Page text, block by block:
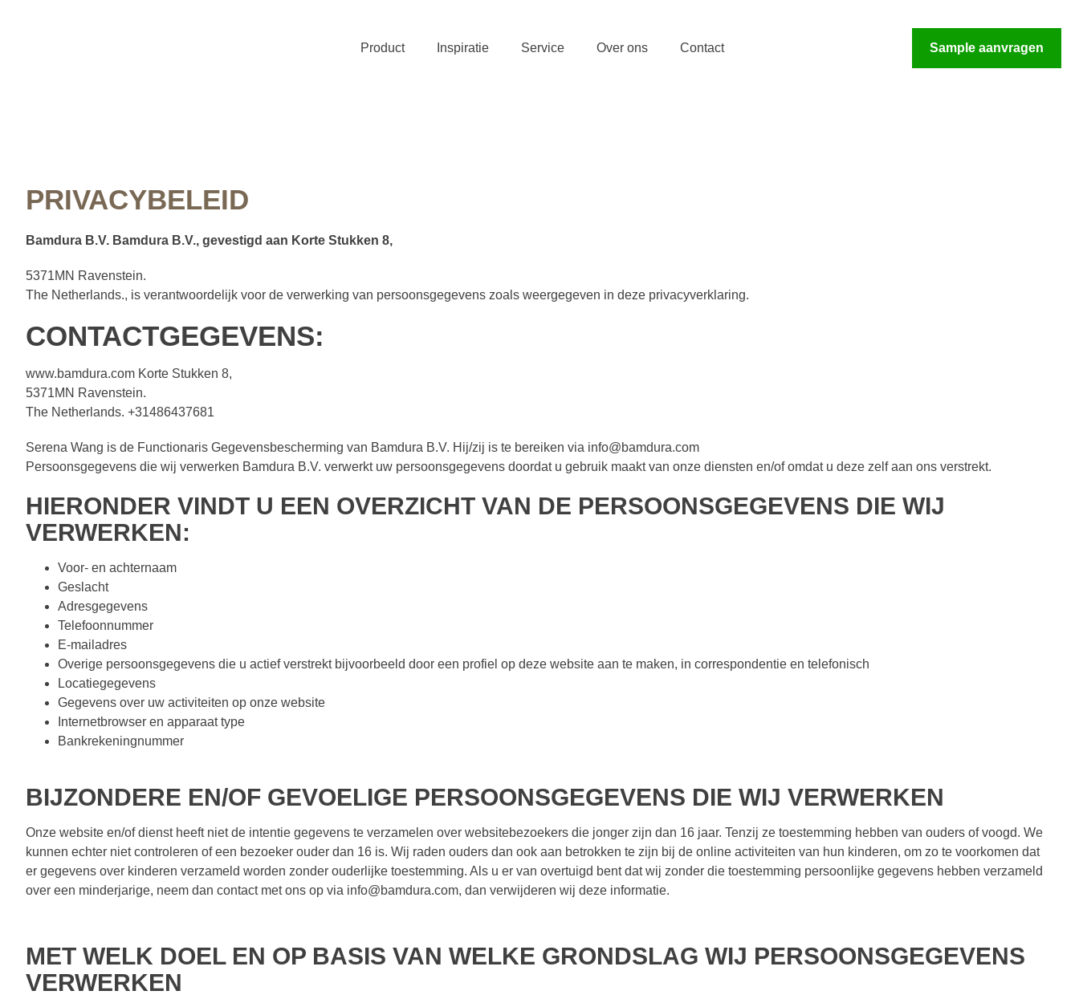
Product Inspiratie Service Over ons Contact Sample aanvragen
PRIVACYBELEID
Bamdura B.V. Bamdura B.V., gevestigd aan Korte Stukken 8,
5371MN Ravenstein.
The Netherlands., is verantwoordelijk voor de verwerking van persoonsgegevens zoals weergegeven in deze privacyverklaring.
CONTACTGEGEVENS:
www.bamdura.com Korte Stukken 8,
5371MN Ravenstein.
The Netherlands. +31486437681
Serena Wang is de Functionaris Gegevensbescherming van Bamdura B.V. Hij/zij is te bereiken via info@bamdura.com
Persoonsgegevens die wij verwerken Bamdura B.V. verwerkt uw persoonsgegevens doordat u gebruik maakt van onze diensten en/of omdat u deze zelf aan ons verstrekt.
HIERONDER VINDT U EEN OVERZICHT VAN DE PERSOONSGEGEVENS DIE WIJ
VERWERKEN:
Voor- en achternaam
Geslacht
Adresgegevens
Telefoonnummer
E-mailadres
Overige persoonsgegevens die u actief verstrekt bijvoorbeeld door een profiel op deze website aan te maken, in correspondentie en telefonisch
Locatiegegevens
Gegevens over uw activiteiten op onze website
Internetbrowser en apparaat type
Bankrekeningnummer
BIJZONDERE EN/OF GEVOELIGE PERSOONSGEGEVENS DIE WIJ VERWERKEN
Onze website en/of dienst heeft niet de intentie gegevens te verzamelen over websitebezoekers die jonger zijn dan 16 jaar. Tenzij ze toestemming hebben van ouders of voogd. We
kunnen echter niet controleren of een bezoeker ouder dan 16 is. Wij raden ouders dan ook aan betrokken te zijn bij de online activiteiten van hun kinderen, om zo te voorkomen dat
er gegevens over kinderen verzameld worden zonder ouderlijke toestemming. Als u er van overtuigd bent dat wij zonder die toestemming persoonlijke gegevens hebben verzameld
over een minderjarige, neem dan contact met ons op via info@bamdura.com, dan verwijderen wij deze informatie.
MET WELK DOEL EN OP BASIS VAN WELKE GRONDSLAG WIJ PERSOONSGEGEVENS
VERWERKEN